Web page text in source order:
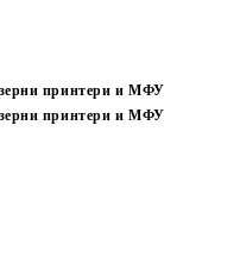
принтери и МФУ
принтери и МФУ